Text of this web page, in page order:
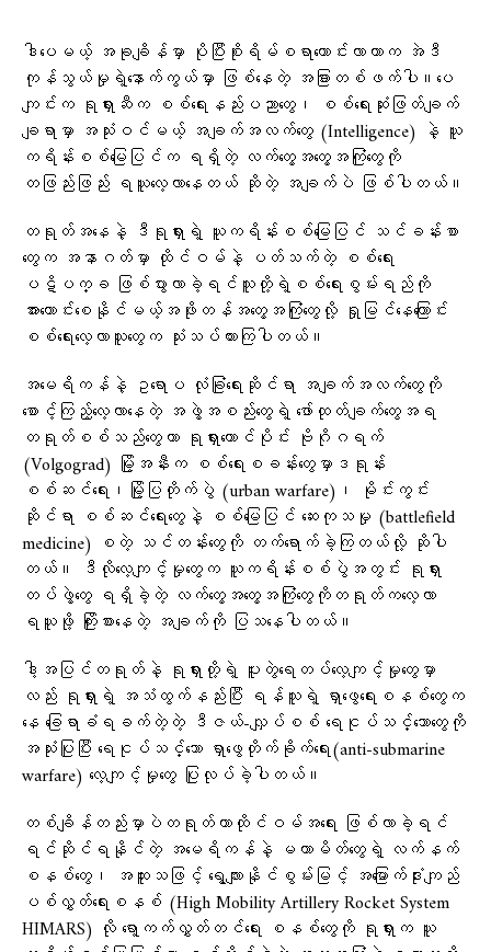
ဒါပေမယ့် အခုချိန်မှာ ပိုပြီးစိုးရိမ်စရာကောင်းလာတာက အဲဒီ
ကုန်သွယ်မှုရဲ့နောက်ကွယ်မှာ ဖြစ်နေတဲ့ အခြားတစ်ဖက်ပါ။ပေ
ကျင်းက ရုရှားဆီက စစ်ရေးနည်းပညာတွေ၊ စစ်ရေးဆုံးဖြတ်ချက်
ချရာမှာ အသုံးဝင်မယ့် အချက်အလက်တွေ (Intelligence) နဲ့ ယူ
ကရိန်းစစ်မြေပြင်က ရရှိတဲ့ လက်တွေ့အတွေ့အကြုံတွေကို
တဖြည်းဖြည်း ရယူလေ့လာနေတယ် ဆိုတဲ့ အချက်ပဲ ဖြစ်ပါတယ်။
တရုတ်အနေနဲ့ ဒီရုရှားရဲ့ ယူကရိန်းစစ်မြေပြင် သင်ခန်းစာ
တွေက အနာဂတ်မှာ ထိုင်ဝမ်နဲ့ ပတ်သက်တဲ့ စစ်ရေး
ပဋိပက္ခ ဖြစ်ပွားလာခဲ့ရင်သူတို့ရဲ့စစ်ရေးစွမ်းရည်ကို
အားကောင်းစေနိုင်မယ့်အဖိုးတန်အတွေ့အကြုံတွေလို့ ရှုမြင်နေကြောင်း
စစ်ရေးလေ့လာသူတွေက သုံးသပ်ထားကြပါတယ်။
အမေရိကန်နဲ့ ဥရောပ လုံခြုံရေးဆိုင်ရာ အချက်အလက်တွေကို
စောင့်ကြည့်လေ့လာနေတဲ့ အဖွဲ့အစည်းတွေရဲ့ ဖော်ထုတ်ချက်တွေအရ
တရုတ်စစ်သည်တွေဟာ ရုရှားတောင်ပိုင်း ဗိုဂိုဂရက်
(Volgograd) မြို့အနီးက စစ်ရေးစခန်းတွေမှာဒရုန်း
စစ်ဆင်ရေး၊မြို့​ပြတိုက်ပွဲ (urban warfare)၊ မိုင်းကွင်း
ဆိုင်ရာ စစ်ဆင်ရေးတွေနဲ့ စစ်မြေပြင် ဆေးကုသမှု (battlefield
medicine) စတဲ့ သင်တန်းတွေကို တက်ရောက်ခဲ့ကြတယ်လို့ ဆိုပါ
တယ်။ ဒီလိုလေ့ကျင့်မှုတွေက ယူကရိန်းစစ်ပွဲအတွင်း ရုရှား
တပ်ဖွဲ့တွေ ရရှိခဲ့တဲ့ လက်တွေ့အတွေ့အကြုံတွေကိုတရုတ်ကလေ့လာ
ရယူဖို့ ကြိုးစားနေတဲ့ အချက်ကို ပြသနေပါတယ်။
ဒါ့အပြင်တရုတ်နဲ့ ရုရှားတို့ရဲ့ ပူးတွဲရေတပ်လေ့ကျင့်မှုတွေမှာ
လည်း ရုရှားရဲ့ အသံထွက်နည်းပြီး ရန်သူရဲ့ ရှာဖွေရေးစနစ်တွေက
နေ ခြေရာခံရခက်တဲ့တဲ့ ဒီဇယ်-လျှပ်စစ် ရေငုပ်သင်္ဘောတွေကို
အသုံးပြုပြီး ရေငုပ်သင်္ဘော ရှာဖွေတိုက်ခိုက်ရေး(anti-submarine
warfare) လေ့ကျင့်မှုတွေ ပြုလုပ်ခဲ့ပါတယ်။
တစ်ချိန်တည်းမှာပဲတရုတ်ဟာထိုင်ဝမ်အရေး ဖြစ်လာခဲ့ရင်
ရင်ဆိုင်ရနိုင်တဲ့ အမေရိကန်နဲ့ မဟာမိတ်တွေရဲ့ လက်နက်
စနစ်တွေ၊ အထူးသဖြင့် ရွေ့လျားနိုင်စွမ်းမြင့် အမြောက်ဒုံးကျည်
ပစ်လွှတ်ရေးစနစ် (High Mobility Artillery Rocket System
HIMARS) လို ရော့ကက်လွှတ်တင်ရေး စနစ်တွေကို ရုရှားက ယူ